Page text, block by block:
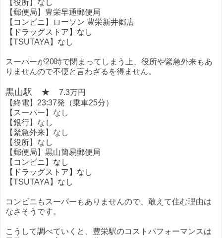
【役所】なし
【郵便局】豊栄早通郵便局
【コンビニ】
ローソン 豊栄新井郷店
【ドラッグストア】なし
【TSUTAYA】なし
スーパーが20時で閉まってしまう上、役所や緊急外来もあ
りませんので不便と言わざるを得ません。
黒山駅 ★ 7.3万円
【終電】23:37発（乗車25分）
【スーパー】なし
【銀行】なし
【緊急外来】なし
【役所】なし
【郵便局】黒山簡易郵便局
【コンビニ】 なし
【ドラッグストア】なし
【TSUTAYA】なし
コンビニもスーパーもありませんので、敢えて住む理由は
なさそうです。
こうして調べていくと、豊栄駅のコストパフォーマンスは